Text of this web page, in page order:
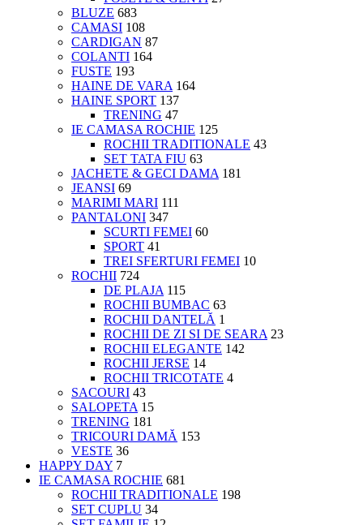
BLUZE 683
CAMASI 108
CARDIGAN 87
COLANTI 164
FUSTE 193
HAINE DE VARA 164
HAINE SPORT 137
TRENING 47
IE CAMASA ROCHIE 125
ROCHII TRADITIONALE 43
SET TATA FIU 63
JACHETE & GECI DAMA 181
JEANSI 69
MARIMI MARI 111
PANTALONI 347
SCURTI FEMEI 60
SPORT 41
TREI SFERTURI FEMEI 10
ROCHII 724
DE PLAJA 115
ROCHII BUMBAC 63
ROCHII DANTELĂ 1
ROCHII DE ZI SI DE SEARA 23
ROCHII ELEGANTE 142
ROCHII JERSE 14
ROCHII TRICOTATE 4
SACOURI 43
SALOPETA 15
TRENING 181
TRICOURI DAMĂ 153
VESTE 36
HAPPY DAY 7
IE CAMASA ROCHIE 681
ROCHII TRADITIONALE 198
SET CUPLU 34